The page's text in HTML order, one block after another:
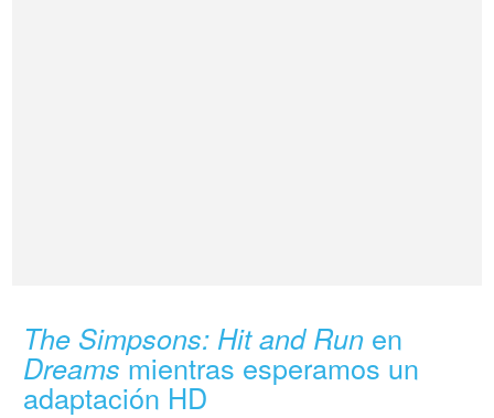
The Simpsons: Hit and Run en
Dreamsmientras esperamos un
adaptación HD